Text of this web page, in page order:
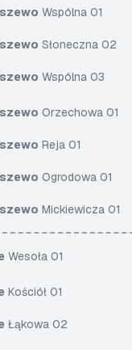
Wspólna 01
Słoneczna 02
Wspólna 03
Orzechowa 01
Reja 01
Ogrodowa 01
Mickiewicza 01
Wesoła 01
Kościół 01
Łąkowa 02